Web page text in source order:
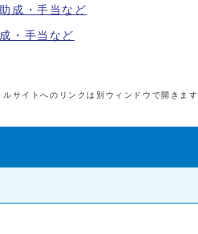
助成・手当など
・手当など
ルサイトへのリンクは別ウィンドウで開きます